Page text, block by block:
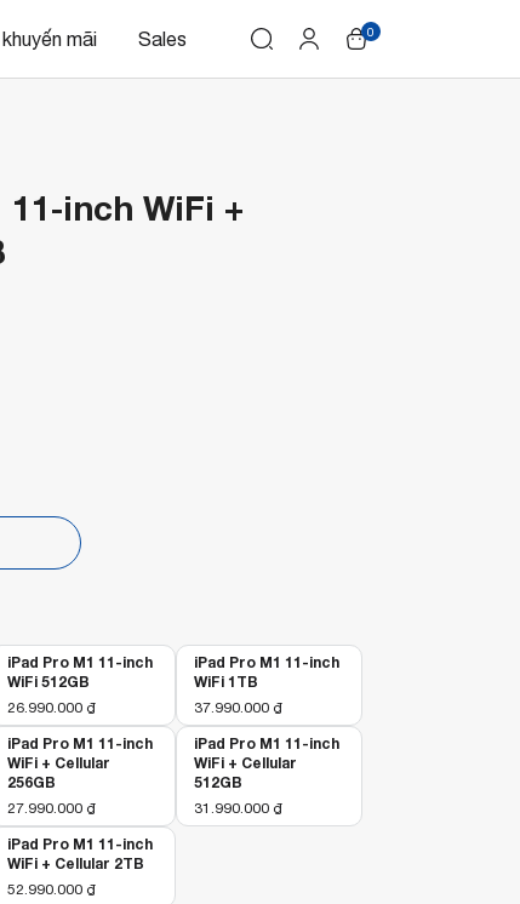
mãi Sales 0
11-inch WiFi +
iPad Pro M1 11-inch
WiFi 512GB
26.990.000 ₫
iPad Pro M1 11-inch
WiFi 1TB
37.990.000 ₫
iPad Pro M1 11-inch
WiFi + Cellular
256GB
27.990.000 ₫
iPad Pro M1 11-inch
WiFi + Cellular
512GB
31.990.000 ₫
iPad Pro M1 11-inch
WiFi + Cellular 2TB
52.990.000 ₫